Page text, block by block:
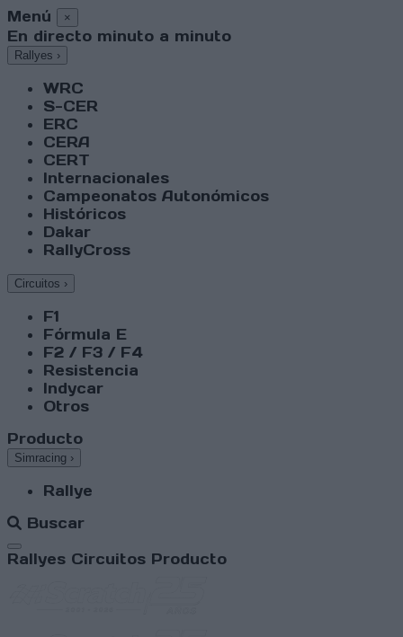
Menú ×
En directo minuto a minuto
Rallyes ›
WRC
S-CER
ERC
CERA
CERT
Internacionales
Campeonatos Autonómicos
Históricos
Dakar
RallyCross
Circuitos ›
F1
Fórmula E
F2 / F3 / F4
Resistencia
Indycar
Otros
Producto
Simracing ›
Rallye
Buscar
Abrir menú
Rallyes Circuitos Producto